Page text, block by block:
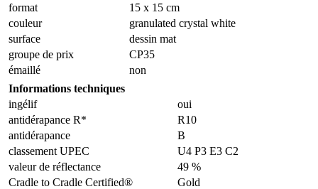
format
15 x 15 cm
couleur
granulated crystal white
surface
dessin mat
groupe de prix
CP35
émaillé
non
Informations techniques
ingélif
oui
antidérapance R*
R10
antidérapance
B
classement UPEC
U4 P3 E3 C2
valeur de réflectance
49 %
Cradle to Cradle Certified®
Gold